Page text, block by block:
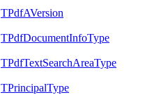
TPdfAVersion
TPdfDocumentInfoType
TPdfTextSearchAreaType
TPrincipalType